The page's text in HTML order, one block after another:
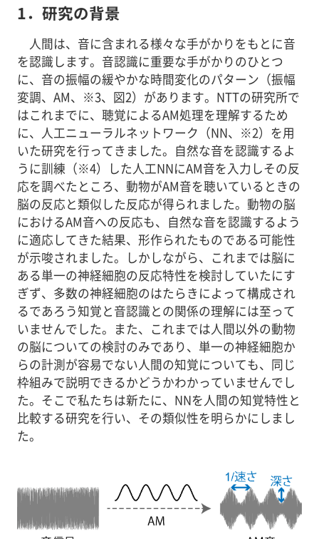
1．研究の背景
人間は、音に含まれる様々な手がかりをもとに音
を認識します。音認識に重要な手がかりのひとつ
に、音の振幅の緩やかな時間変化のパターン（振幅
変調、AM、※3、図2）があります。NTTの研究所で
はこれまでに、聴覚によるAM処理を理解するため
に、人工ニューラルネットワーク（NN、※2）を用
いた研究を行ってきました。自然な音を認識するよ
うに訓練（※4）した人工NNにAM音を入力しその反
応を調べたところ、動物がAM音を聴いているときの
脳の反応と類似した反応が得られました。動物の脳
におけるAM音への反応も、自然な音を認識するよう
に適応してきた結果、形作られたものである可能性
が示唆されました。しかしながら、これまでは脳に
ある単一の神経細胞の反応特性を検討していたにす
ぎず、多数の神経細胞のはたらきによって構成され
るであろう知覚と音認識との関係の理解には至って
いませんでした。また、これまでは人間以外の動物
の脳についての検討のみであり、単一の神経細胞か
らの計測が容易でない人間の知覚についても、同じ
枠組みで説明できるかどうかわかっていませんでし
た。そこで私たちは新たに、NNを人間の知覚特性と
比較する研究を行い、その類似性を明らかにしまし
た。